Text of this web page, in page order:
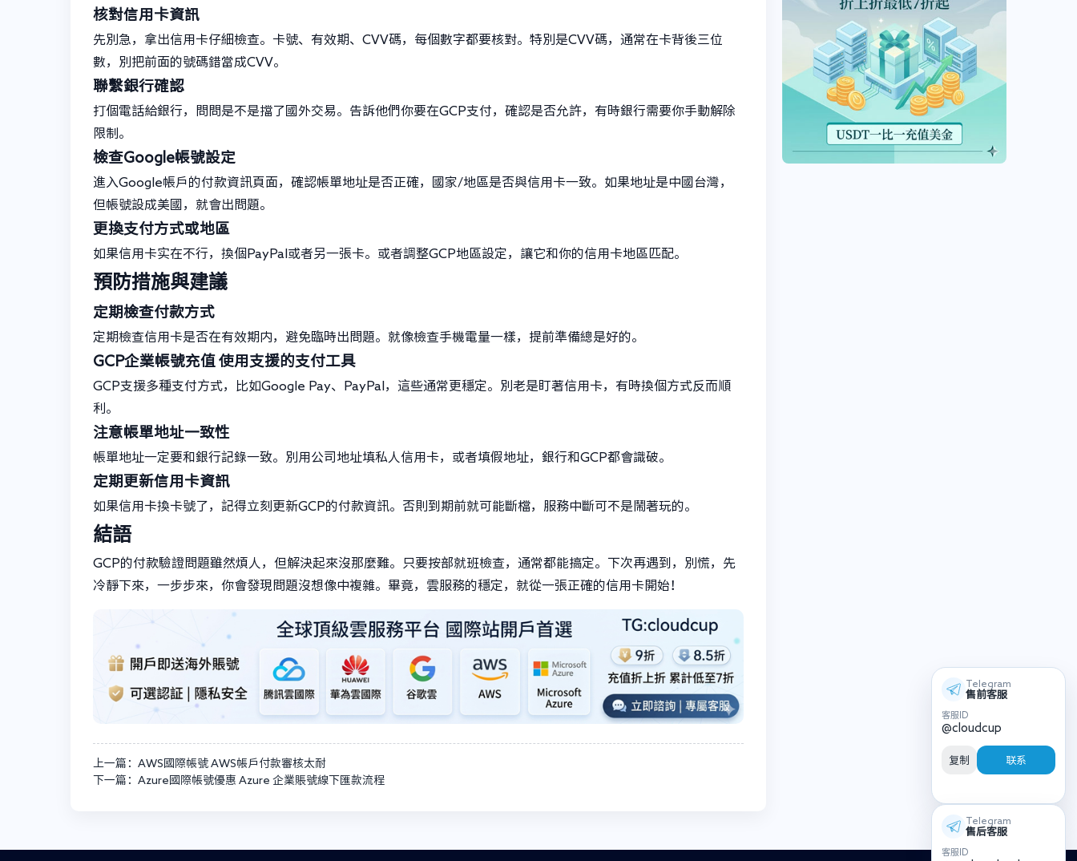
核對信用卡資訊
先別急，拿出信用卡仔細檢查。卡號、有效期、CVV碼，每個數字都要核對。特別是CVV碼，通常在卡背後三位
數，別把前面的號碼錯當成CVV。
聯繫銀行確認
打個電話給銀行，問問是不是擋了國外交易。告訴他們你要在GCP支付，確認是否允許，有時銀行需要你手動解除
限制。
檢查Google帳號設定
進入Google帳戶的付款資訊頁面，確認帳單地址是否正確，國家/地區是否與信用卡一致。如果地址是中國台灣，
但帳號設成美國，就會出問題。
更換支付方式或地區
如果信用卡实在不行，換個PayPal或者另一張卡。或者調整GCP地區設定，讓它和你的信用卡地區匹配。
預防措施與建議
定期檢查付款方式
定期檢查信用卡是否在有效期内，避免臨時出問題。就像檢查手機電量一樣，提前準備總是好的。
GCP企業帳號充值 使用支援的支付工具
GCP支援多種支付方式，比如Google Pay、PayPal，這些通常更穩定。別老是盯著信用卡，有時換個方式反而順
利。
注意帳單地址一致性
帳單地址一定要和銀行記錄一致。別用公司地址填私人信用卡，或者填假地址，銀行和GCP都會識破。
定期更新信用卡資訊
如果信用卡換卡號了，記得立刻更新GCP的付款資訊。否則到期前就可能斷檔，服務中斷可不是鬧著玩的。
結語
GCP的付款驗證問題雖然煩人，但解決起來沒那麼難。只要按部就班檢查，通常都能搞定。下次再遇到，別慌，先
冷靜下來，一步步來，你會發現問題沒想像中複雜。畢竟，雲服務的穩定，就從一張正確的信用卡開始！
上一篇：AWS國際帳號 AWS帳戶付款審核太耐
下一篇：Azure國際帳號優惠 Azure 企業賬號線下匯款流程
Telegram
售前客服
客服ID
@cloudcup
复制 联系
Telegram
售后客服
客服ID